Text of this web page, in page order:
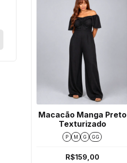
Macacão Manga Preto
Texturizado
P M G GG
R$159,00